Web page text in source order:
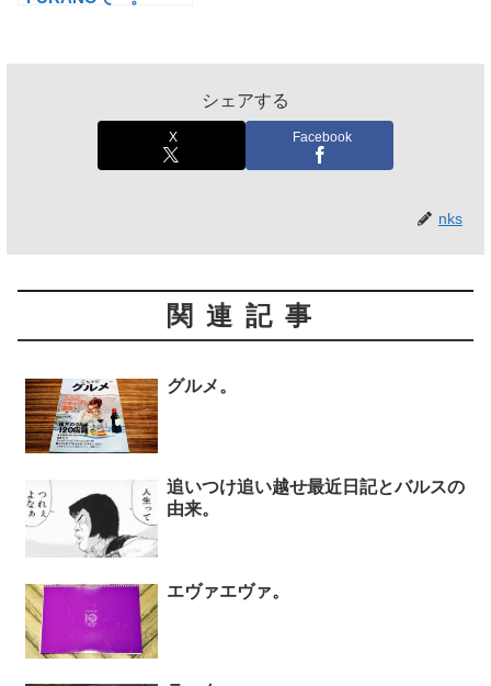
シェアする
X Facebook
nks
関連記事
グルメ。
追いつけ追い越せ最近日記とバルスの
由来。
エヴァエヴァ。